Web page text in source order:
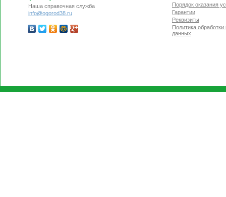
Наша справочная служба
info@ogorod38.ru
Порядок оказания
Гарантии
Реквизиты
Политика
данных